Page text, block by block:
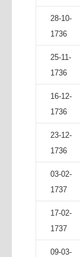
28-10-
1736
25-11-
1736
16-12-
1736
23-12-
1736
03-02-
1737
17-02-
1737
09-03-